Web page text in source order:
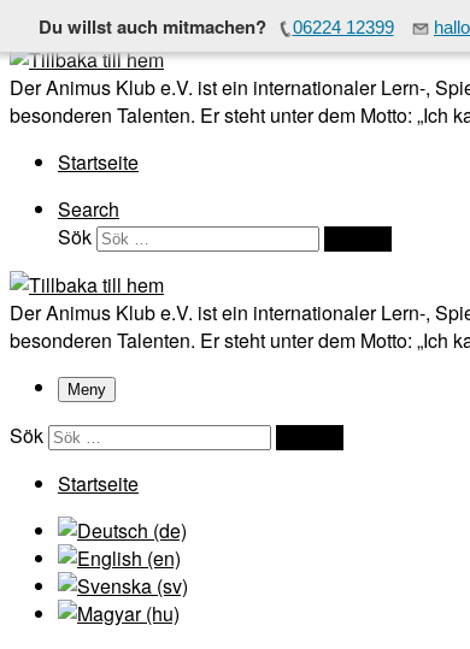
Du willst auch mitmachen? 06224 12399
Hoppa till innehåll
Der Animus Klub e.V. ist ein internationaler Lern-,
besonderen Talenten. Er steht unter dem Motto: „Ich
Startseite
Search
Sök
Der Animus Klub e.V. ist ein internationaler Lern-,
besonderen Talenten. Er steht unter dem Motto: „Ich
Meny
Sök
Startseite